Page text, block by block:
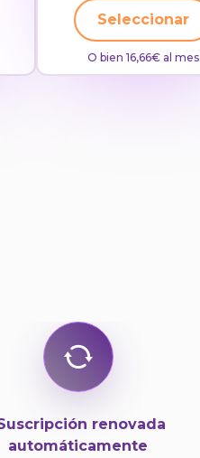
Seleccionar
O bien 16,66€ al mes
renovada
automáticamente